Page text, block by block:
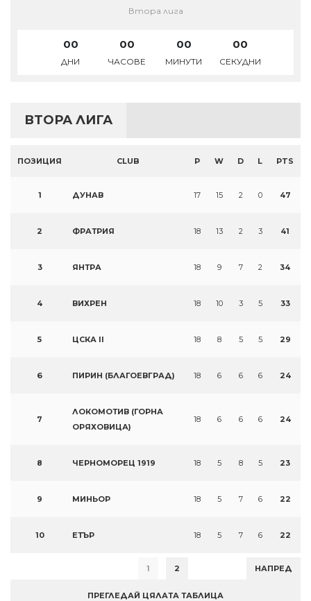
Втора лига
00
ДНИ
00
ЧАСОВЕ
00
МИНУТИ
00
СЕКУДНИ
ВТОРА ЛИГА
ПОЗИЦИЯ CLUB P W D L PTS
1 ДУНАВ 17 15 2 0 47
2 ФРАТРИЯ 18 13 2 3 41
3 ЯНТРА 18 9 7 2 34
4 ВИХРЕН 18 10 3 5 33
5 ЦСКА II 18 8 5 5 29
6 ПИРИН (БЛАГОЕВГРАД) 18 6 6 6 24
7
ЛОКОМОТИВ (ГОРНА
ОРЯХОВИЦА)
18 6 6 6 24
8 ЧЕРНОМОРЕЦ 1919 18 5 8 5 23
9 МИНЬОР 18 5 7 6 22
10 ЕТЪР 18 5 7 6 22
1 2 НАПРЕД
ПРЕГЛЕДАЙ ЦЯЛАТА ТАБЛИЦА